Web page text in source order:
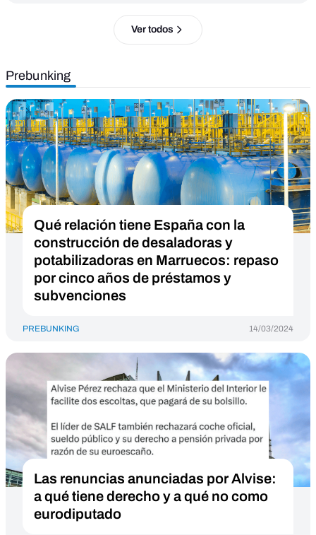
Ver todos
Prebunking
Qué relación tiene España con la
construcción de desaladoras y
potabilizadoras en Marruecos: repaso
por cinco años de préstamos y
subvenciones
PREBUNKING 14/03/2024
Las renuncias anunciadas por Alvise:
a qué tiene derecho y a qué no como
eurodiputado